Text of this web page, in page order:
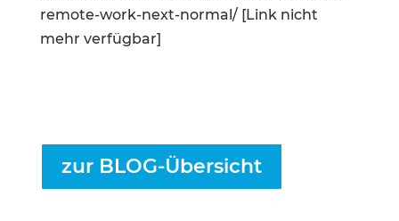
remote-work-next-normal/ [Link nicht
mehr verfügbar]
zur BLOG-Übersicht